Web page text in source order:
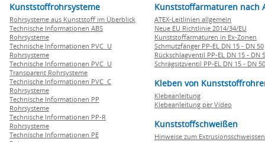
Kunststoffrohrsysteme
Rohrsysteme aus Kunststoff im Überblick
Technische Informationen ABS
Rohrsysteme
Technische Informationen PVC U
Rohrsysteme
Technische Informationen PVC U
Transparent Rohrsysteme
Technische Informationen PVC C
Rohrsysteme
Technische Informationen PP
Rohrsysteme
Technische Informationen PP-R
Rohrsysteme
Technische Informationen PE
Kunststoffarmaturen nach
ATEX-Leitlinien allgemein
Neue EU Richtlinie 2014/34/EU
Kunststoffarmaturen in Ex-Zonen
Schmutzfänger PP-EL DN 15 - DN 50
Rückschlagventil PP-EL DN 15 - DN
Schrägsitzventil PP-EL DN 15 - DN 50
Kleben von
Klebeanleitung
Klebeanleitung per Video
Kunststoffschweißen
Hinweise zum Extrusionsschweissen